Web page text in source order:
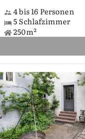
4 bis 16 Personen
5 Schlafzimmer
250m²